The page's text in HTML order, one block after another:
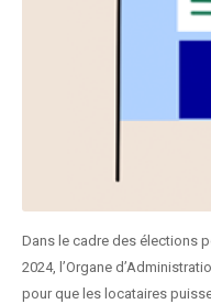
Dans le cadre des élections
2024, l’Organe
pour que les locataires